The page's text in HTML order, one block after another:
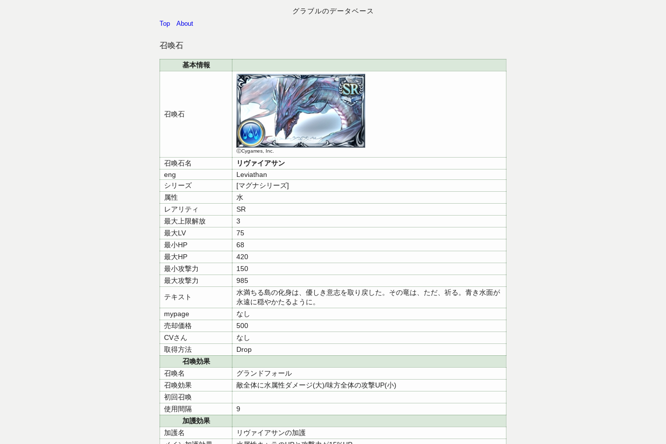
グラブルのデータベース
Top About
召喚石
基本情報
召喚石
ⒸCygames, Inc.
召喚石名
リヴァイアサン
eng
Leviathan
シリーズ
[マグナシリーズ]
属性
水
レアリティ
SR
最大上限解放
3
最大LV
75
最小HP
68
最大HP
420
最小攻撃力
150
最大攻撃力
985
テキスト
水満ちる島の化身は、優しき意志を取り戻した。その竜は、ただ、祈る。青き水面が
永遠に穏やかたるように。
mypage
なし
売却価格
500
CVさん
なし
取得方法
Drop
召喚効果
召喚名
グランドフォール
召喚効果
敵全体に水属性ダメージ(大)/味方全体の攻撃UP(小)
初回召喚
使用間隔
9
加護効果
加護名
リヴァイアサンの加護